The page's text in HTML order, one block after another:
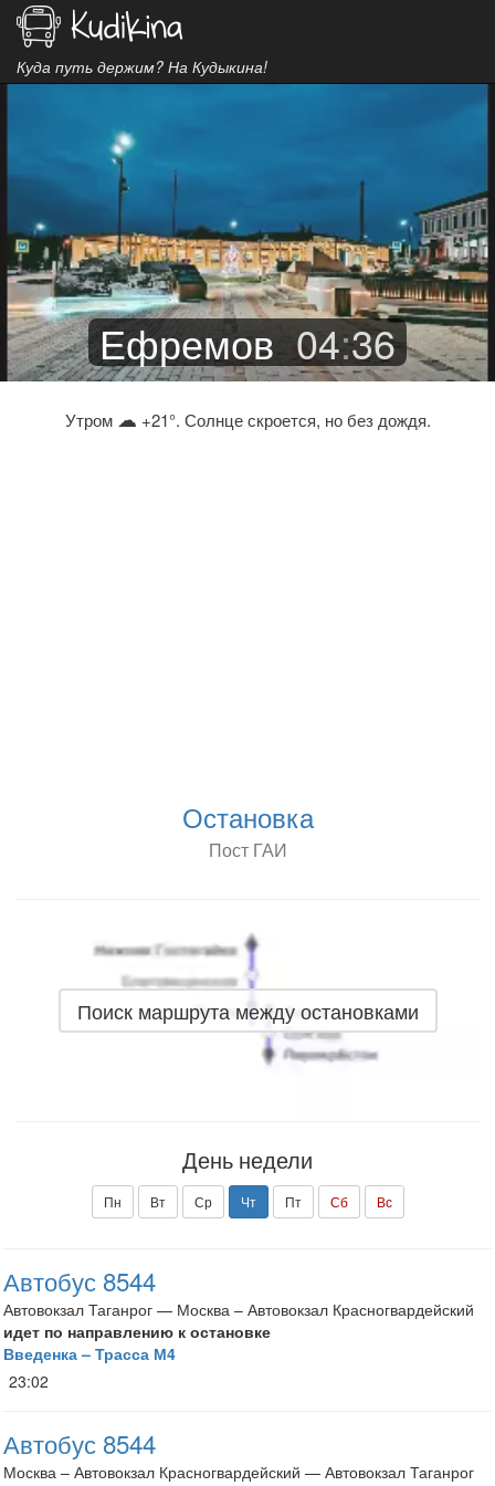
Куда путь держим? На Кудыкина!
Ефремов 04:36
Утром ☁ +21°. Солнце скроется, но без дождя.
Остановка
Пост ГАИ
Поиск маршрута между остановками
День недели
Пн Вт Ср Чт Пт Сб Вс
Автобус 8544
Автовокзал Таганрог — Москва – Автовокзал Красногвардейский
идет по направлению к остановке
Введенка – Трасса М4
23:02
Автобус 8544
Москва – Автовокзал Красногвардейский — Автовокзал Таганрог